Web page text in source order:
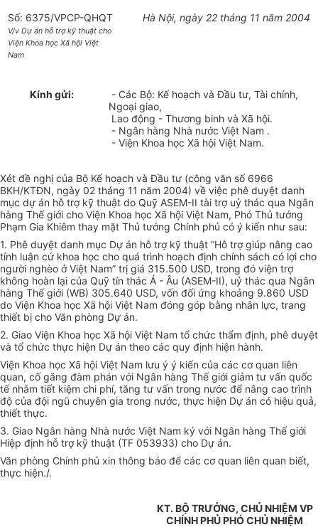
Số: 6375/VPCP-QHQT
V/v Dự án hỗ trợ kỹ thuật cho
Viện Khoa học Xã hội Việt
Nam
Hà Nội, ngày 22 tháng 11 năm 2004
Kính gửi:
- Các Bộ: Kế hoạch và Đầu tư, Tài chính,
Ngoại giao,
Lao động - Thương binh và Xã hội.
- Ngân hàng Nhà nước Việt Nam .
- Viện Khoa học Xã hội Việt Nam.
Xét đề nghị của Bộ Kế hoạch và Đầu tư (công văn số 6966
BKH/KTĐN, ngày 02 tháng 11 năm 2004) về việc phê duyệt danh
mục dự án hỗ trợ kỹ thuật do Quỹ ASEM-II tài trợ uỷ thác qua Ngân
hàng Thế giới cho Viện Khoa học Xã hội Việt Nam, Phó Thủ tướng
Phạm Gia Khiêm thay mặt Thủ tướng Chính phủ có ý kiến như sau:
1. Phê duyệt danh mục Dự án hỗ trợ kỹ thuật “Hỗ trợ giúp nâng cao
tính luận cứ khoa học cho quá trình hoạch định chính sách có lợi cho
người nghèo ở Việt Nam” trị giá 315.500 USD, trong đó viện trợ
không hoàn lại của Quỹ tín thác Á - Âu (ASEM-II), uỷ thác qua Ngân
hàng Thế giới (WB) 305.640 USD, vốn đối ứng khoảng 9.860 USD
do Viện Khoa học Xã hội Việt Nam đóng góp bằng nhân lực, trang
thiết bị cho Văn phòng Dự án.
2. Giao Viện Khoa học Xã hội Việt Nam tổ chức thẩm định, phê duyệt
và tổ chức thực hiện Dự án theo các quy định hiện hành.
Viện Khoa học Xã hội Việt Nam lưu ý ý kiến của các cơ quan liên
quan, cố gắng đàm phán với Ngân hàng Thế giới giảm tư vấn quốc
tế nhằm tiết kiệm chi phí, tăng tư vấn trong nước để nâng cao trình
độ của đội ngũ chuyên gia trong nước, thực hiện Dự án có hiệu quả,
thiết thực.
3. Giao Ngân hàng Nhà nước Việt Nam ký với Ngân hàng Thế giới
Hiệp định hỗ trợ kỹ thuật (TF 053933) cho Dự án.
Văn phòng Chính phủ xin thông báo để các cơ quan liên quan biết,
thực hiện./.
KT. BỘ TRƯỞNG, CHỦ NHIỆM VP
CHÍNH PHỦ PHÓ CHỦ NHIỆM